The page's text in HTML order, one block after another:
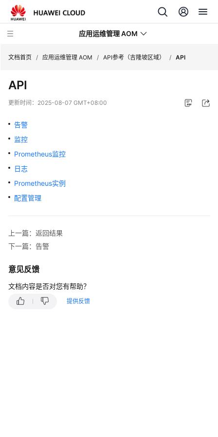
应用运维管理 AOM
最
新
态
产
品
介
绍
计
明
快
入
门
用
文档首页 / 应用运维管理 AOM / API参考（吉隆坡区域） / API
API
更新时间： 2025-08-07 GMT+08:00
告警
监控
Prometheus监控
日志
Prometheus实例
配置管理
上一篇：返回结果
下一篇：告警
意见反馈
文档内容是否对您有帮助？
提供反馈